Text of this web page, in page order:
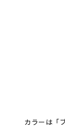
カラーは「